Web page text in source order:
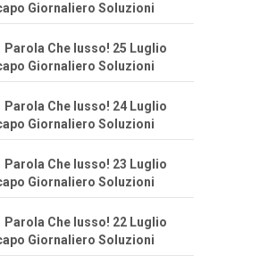
Giornaliero Soluzioni
Parola Che lusso! 25 Luglio
Giornaliero Soluzioni
Parola Che lusso! 24 Luglio
Giornaliero Soluzioni
Parola Che lusso! 23 Luglio
Giornaliero Soluzioni
Parola Che lusso! 22 Luglio
Giornaliero Soluzioni